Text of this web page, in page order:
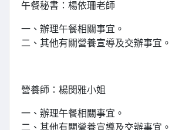
午餐秘書：楊依珊老師
一、辦理午餐相關事宜。
二、其他有關營養宣導及交辦事宜。
營養師：楊閔雅小姐
一、辦理午餐相關事宜。
二、其他有關營養宣導及交辦事宜。